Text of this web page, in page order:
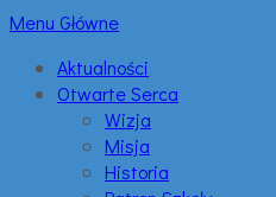
Menu Główne
Aktualności
Otwarte Serca
Wizja
Misja
Historia